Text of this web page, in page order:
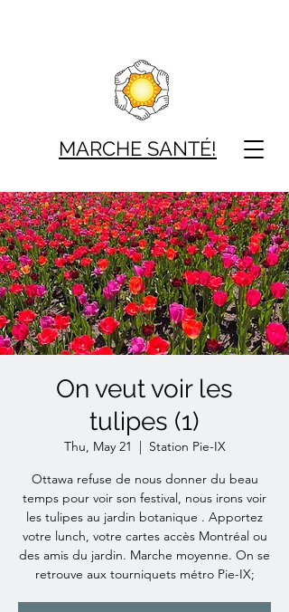
MARCHE SANTÉ!
On veut voir les
tulipes (1)
Thu, May 21
  |
Station Pie-IX
Ottawa refuse de nous donner du beau
temps pour voir son festival, nous irons voir
les tulipes au jardin botanique . Apportez
votre lunch, votre cartes accès Montréal ou
des amis du jardin. Marche moyenne. On se
retrouve aux tourniquets métro Pie-IX;